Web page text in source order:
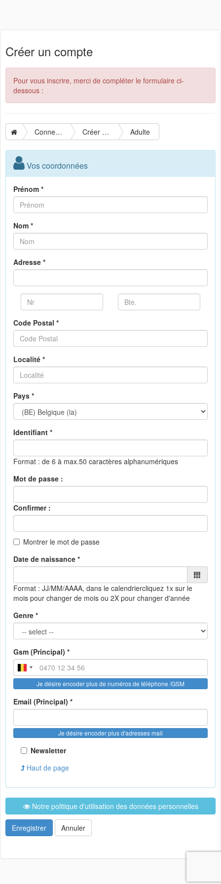
Créer un compte
Pour vous inscrire, merci de compléter le formulaire ci-
dessous :
Connexion Créer un compte Adulte
Vos coordonnées
Prénom *
Nom *
Adresse *
Code Postal *
Localité *
Pays *
Identifiant *
Format : de 6 à max.50 caractères alphanumériques
Mot de passe :
Confirmer :
Montrer le mot de passe
Date de naissance *
Format : JJ/MM/AAAA, dans le calendriercliquez 1x sur le
mois pour changer de mois ou 2X pour changer d'année
Genre *
Gsm (Principal) *
Je désire encoder plus de numéros de téléphone /GSM
Email (Principal) *
Je désire encoder plus d'adresses mail
Newsletter
Haut de page
Notre politique d'utilisation des données personnelles
Enregistrer Annuler